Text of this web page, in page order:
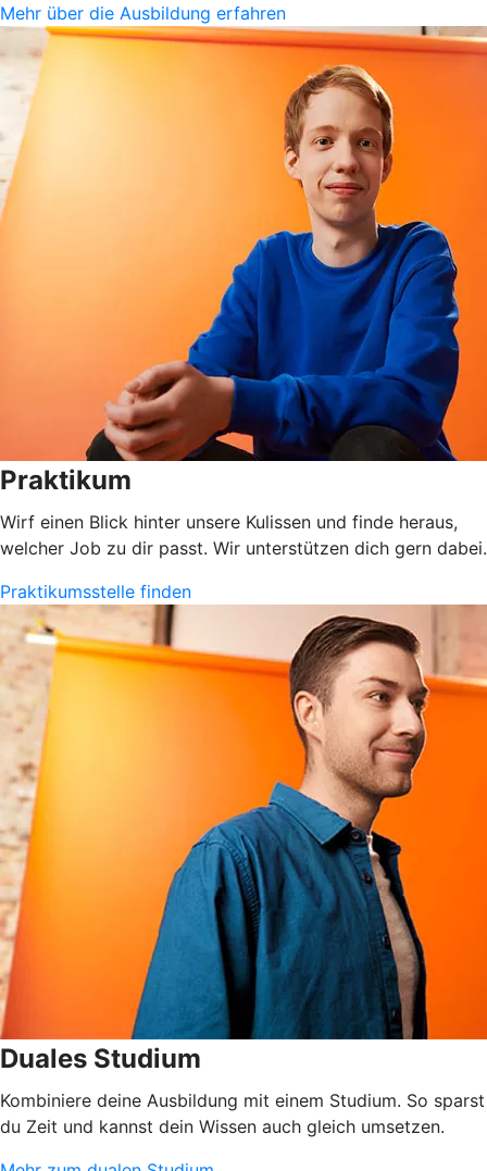
Mehr über die Ausbildung erfahren
Praktikum
Wirf einen Blick hinter unsere Kulissen und finde heraus,
welcher Job zu dir passt. Wir unterstützen dich gern dabei.
Praktikumsstelle finden
Duales Studium
Kombiniere deine Ausbildung mit einem Studium. So sparst
du Zeit und kannst dein Wissen auch gleich umsetzen.